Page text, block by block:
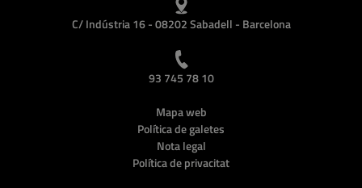
C/ Indústria 16 - 08202 Sabadell - Barcelona
93 745 78 10
Mapa web
Política de galetes
Nota legal
Política de privacitat